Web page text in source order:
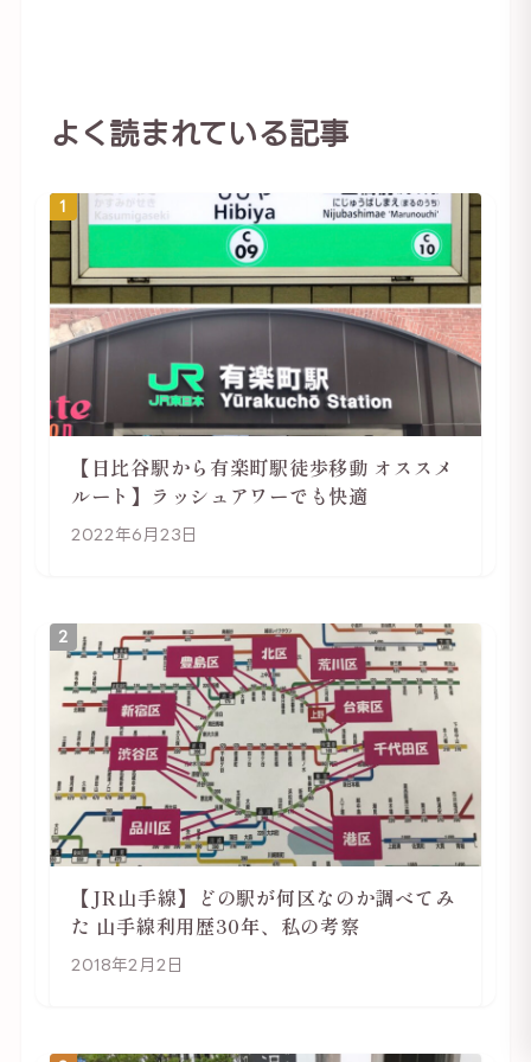
よく読まれている記事
1
【日比谷駅から有楽町駅徒歩移動 オススメ
ルート】ラッシュアワーでも快適
2022年6月23日
2
【JR山手線】どの駅が何区なのか調べてみ
た 山手線利用歴30年、私の考察
2018年2月2日